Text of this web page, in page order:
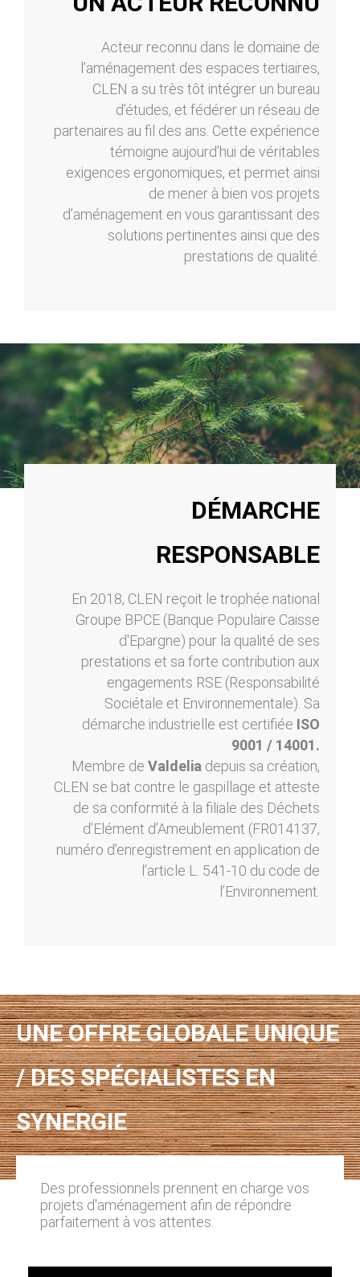
Acteur reconnu dans le domaine de
l’aménagement des espaces tertiaires,
CLEN a su très tôt intégrer un bureau
d’études, et fédérer un réseau de
partenaires au fil des ans. Cette expérience
témoigne aujourd’hui de véritables
exigences ergonomiques, et permet ainsi
de mener à bien vos projets
d’aménagement en vous garantissant des
solutions pertinentes ainsi que des
prestations de qualité.
DÉMARCHE
RESPONSABLE
En 2018, CLEN reçoit le trophée national
Groupe BPCE (Banque Populaire Caisse
d'Epargne) pour la qualité de ses
prestations et sa forte contribution aux
engagements RSE (Responsabilité
Sociétale et Environnementale). Sa
démarche industrielle est certifiée ISO
9001 / 14001.
Membre de Valdelia depuis sa création,
CLEN se bat contre le gaspillage et atteste
de sa conformité à la filiale des Déchets
d’Elément d’Ameublement (FR014137,
numéro d’enregistrement en application de
l’article L. 541-10 du code de
l’Environnement.
UNE OFFRE GLOBALE UNIQUE
/ DES SPÉCIALISTES EN
SYNERGIE
Des professionnels prennent en charge vos
projets d'aménagement afin de répondre
parfaitement à vos attentes.